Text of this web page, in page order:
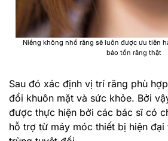
Niềng không nhổ răng sẽ luôn được ưu tiên
bảo tồn răng thật
Sau đó xác định vị trí răng phù
đổi khuôn mặt và sức khỏe. Bởi
được thực hiện bởi các bác sĩ có
hỗ trợ từ máy móc thiết bị hiện